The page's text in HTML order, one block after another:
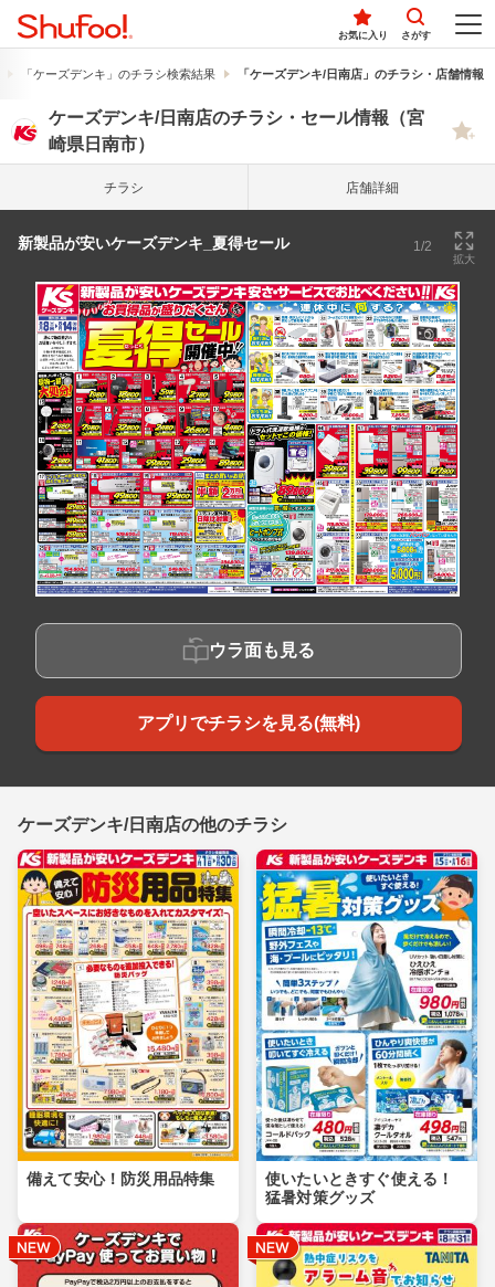
お気に入り さがす
「ケーズデンキ」のチラシ検索結果 「ケーズデンキ/日南店」のチラシ・店舗情報
ケーズデンキ/日南店のチラシ・セール情報（宮
崎県日南市）
チラシ 店舗詳細
新製品が安いケーズデンキ_夏得セール 1/2
拡大
ウラ面も見る
アプリでチラシを見る(無料)
ケーズデンキ/日南店の他のチラシ
備えて安心！防災用品特集
使いたいときすぐ使える！
猛暑対策グッズ